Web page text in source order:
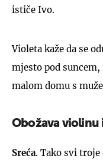
ističe Ivo.
Violeta kaže da se
mjesto pod suncem,
malom domu s
Obožava violinu
Sreća. Tako svi troje